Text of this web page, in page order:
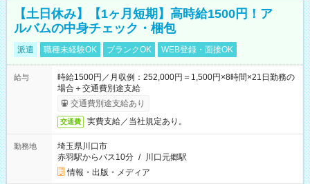
【土日休み】【1ヶ月短期】高時給1500円！ア
ルバムの中身チェック・梱包
派遣 職種未経験OK ブランクOK WEB登録・面接OK
給与
時給1500円／月収例：252,000円＝1,500円×8時間×21日勤務の
場合＋交通費別途支給
交通費別途支給あり
交通費 実費支給／当社規定あり。
勤務地
埼玉県川口市
赤羽駅からバス10分 / 川口元郷駅
情報・出版・メディア